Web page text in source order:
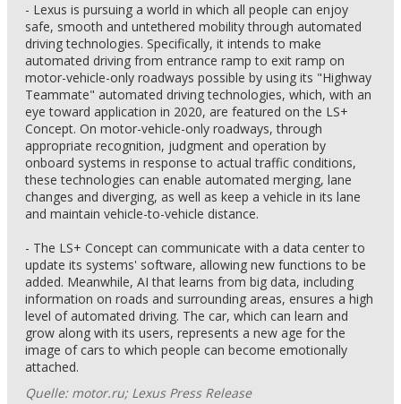
- Lexus is pursuing a world in which all people can enjoy
safe, smooth and untethered mobility through automated
driving technologies. Specifically, it intends to make
automated driving from entrance ramp to exit ramp on
motor-vehicle-only roadways possible by using its "Highway
Teammate" automated driving technologies, which, with an
eye toward application in 2020, are featured on the LS+
Concept. On motor-vehicle-only roadways, through
appropriate recognition, judgment and operation by
onboard systems in response to actual traffic conditions,
these technologies can enable automated merging, lane
changes and diverging, as well as keep a vehicle in its lane
and maintain vehicle-to-vehicle distance.
- The LS+ Concept can communicate with a data center to
update its systems' software, allowing new functions to be
added. Meanwhile, AI that learns from big data, including
information on roads and surrounding areas, ensures a high
level of automated driving. The car, which can learn and
grow along with its users, represents a new age for the
image of cars to which people can become emotionally
attached.
Quelle: motor.ru; Lexus Press Release